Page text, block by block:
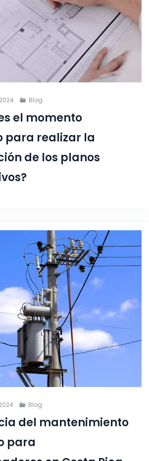
Blog
el momento
para realizar la
de los planos
Blog
del mantenimiento
para